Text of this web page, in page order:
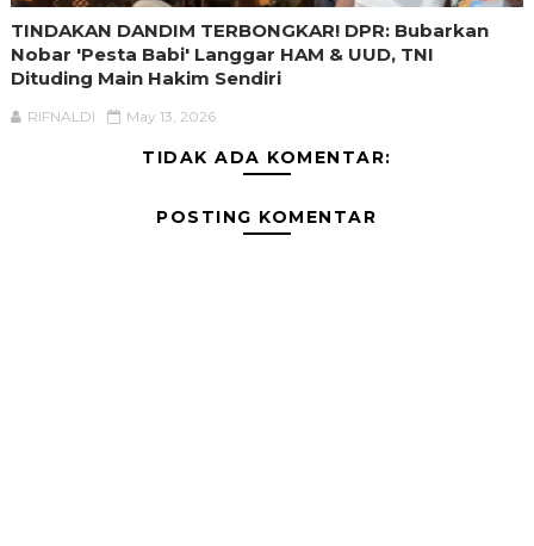
TINDAKAN DANDIM TERBONGKAR! DPR: Bubarkan
Nobar 'Pesta Babi' Langgar HAM & UUD, TNI
Dituding Main Hakim Sendiri
RIFNALDI May 13, 2026
TIDAK ADA KOMENTAR:
POSTING KOMENTAR